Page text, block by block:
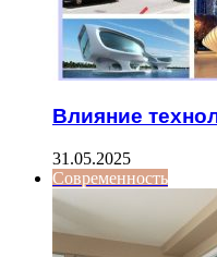
Влияние
31.05.2025
Современность